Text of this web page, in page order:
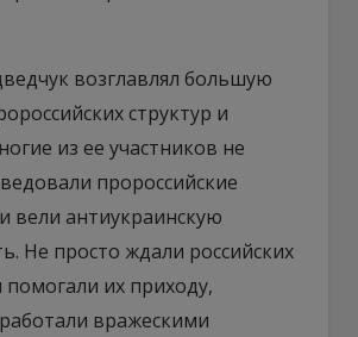
возглавлял большую
структур и
из ее участников не
пророссийские
вели антиукраинскую
Не просто ждали российских
помогали их приходу,
вражескими